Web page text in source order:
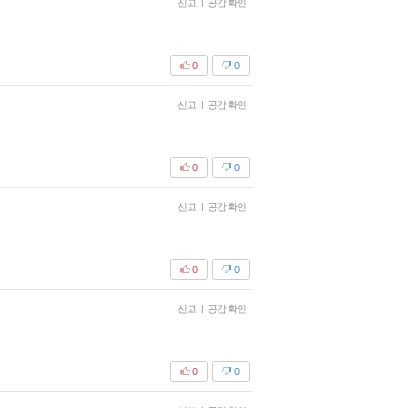
신고 공감 확인
0
0
신고 | 공감 확인
0
0
신고 | 공감 확인
0
0
신고 | 공감 확인
0
0